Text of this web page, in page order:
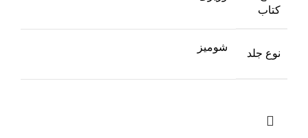
کتاب
نوع جلد
شومیز